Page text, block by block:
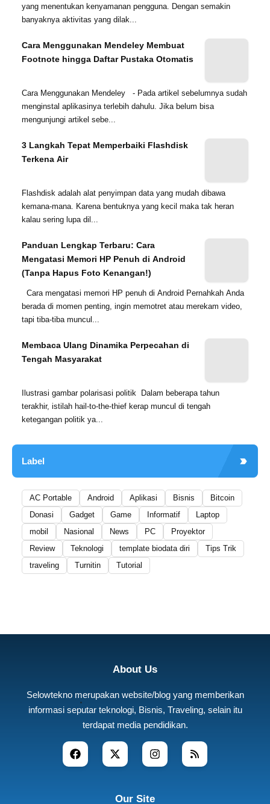
yang menentukan kenyamanan pengguna. Dengan semakin
banyaknya aktivitas yang dilak...
Cara Menggunakan Mendeley Membuat
Footnote hingga Daftar Pustaka Otomatis
Cara Menggunakan Mendeley - Pada artikel sebelumnya sudah
menginstal aplikasinya terlebih dahulu. Jika belum bisa
mengunjungi artikel sebe...
3 Langkah Tepat Memperbaiki Flashdisk
Terkena Air
Flashdisk adalah alat penyimpan data yang mudah dibawa
kemana-mana. Karena bentuknya yang kecil maka tak heran
kalau sering lupa dil...
Panduan Lengkap Terbaru: Cara
Mengatasi Memori HP Penuh di Android
(Tanpa Hapus Foto Kenangan!)
Cara mengatasi memori HP penuh di Android Pernahkah Anda
berada di momen penting, ingin memotret atau merekam video,
tapi tiba-tiba muncul...
Membaca Ulang Dinamika Perpecahan di
Tengah Masyarakat
Ilustrasi gambar polarisasi politik Dalam beberapa tahun
terakhir, istilah hail-to-the-thief kerap muncul di tengah
ketegangan politik ya...
Label
AC Portable Android Aplikasi Bisnis
Bitcoin
Donasi
Gadget Game Informatif
Laptop
mobil
Nasional News PC
Proyektor
Review
Teknologi template biodata diri
Tips Trik
traveling
Turnitin Tutorial
About Us
Selowtekno merupakan website/blog yang memberikan
informasi seputar teknologi, Bisnis, Traveling, selain itu
terdapat media pendidikan.
Our Site